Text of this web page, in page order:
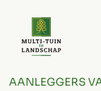
inhoud
AANLEGGERS